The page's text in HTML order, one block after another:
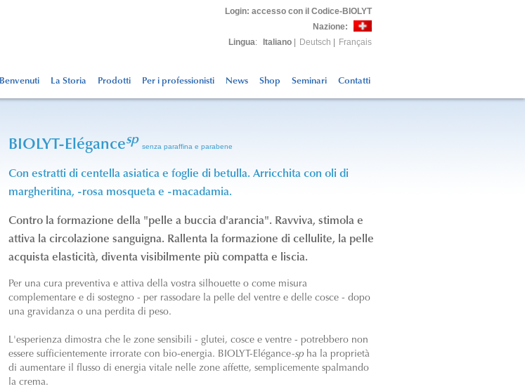
Login: accesso con il Codice-BIOLYT
Nazione:
Lingua: Italiano Deutsch Français
Benvenuti La Storia Prodotti Per i professionisti News Shop Seminari Contatti
BIOLYT-Elégancesp senza paraffina e parabene
Con estratti di centella asiatica e foglie di betulla. Arricchita con oli di
margheritina, -rosa mosqueta e -macadamia.
Contro la formazione della "pelle a buccia d'arancia". Ravviva, stimola e
attiva la circolazione sanguigna. Rallenta la formazione di cellulite, la pelle
acquista elasticità, diventa visibilmente più compatta e liscia.
Per una cura preventiva e attiva della vostra silhouette o come misura
complementare e di sostegno - per rassodare la pelle del ventre e delle cosce - dopo
una gravidanza o una perdita di peso.
L'esperienza dimostra che le zone sensibili - glutei, cosce e ventre - potrebbero non
essere sufficientemente irrorate con bio-energia. BIOLYT-Elégance-sp ha la proprietà
di aumentare il flusso di energia vitale nelle zone affette, semplicemente spalmando
la crema.